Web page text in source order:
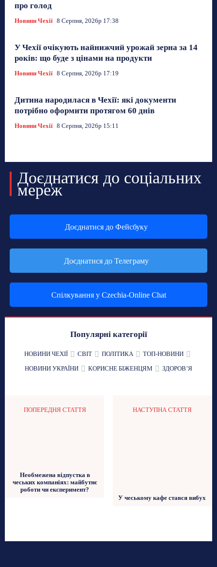
про голод
Новини Чехії 8 Серпня, 2026р 17:38
У Чехії очікують найнижчий урожай зерна за 14
років: що буде з цінами на продукти
Новини Чехії 8 Серпня, 2026р 17:19
Дитина народилася в Чехії: які документи
потрібно оформити протягом 60 днів
Новини Чехії 8 Серпня, 2026р 15:11
Доєднатися до соціальних
мереж
Доєднатися до Фейсбуку
Доєднатися до Телеграму
Спілкування у Czechia-Online Chat
Популярні категорії
НОВИНИ ЧЕХІЇ СВІТ ПОЛІТИКА
ТОП-НОВИНИ
НОВИНИ УКРАЇНИ
КОРИСНЕ БІЖЕНЦЯМ ЗДОРОВʼЯ
ПОПЕРЕДНЯ СТАТТЯ
Необмежена відпустка в
чеських компаніях: майбутнє
роботи чи експеримент?
НАСТУПНА СТАТТЯ
У чеському кафе стався вибух